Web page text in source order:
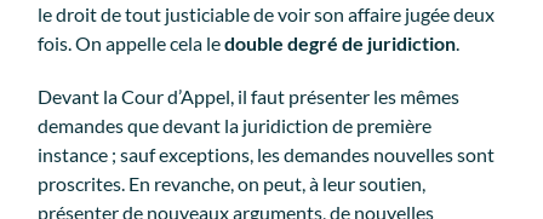
le droit de tout justiciable de voir son affaire jugée deux
fois. On appelle cela ledouble degré de juridiction
Devant la Cour d’Appel, il faut présenter les mêmes
demandes que devant la juridiction de première
instance ; sauf exceptions, les demandes nouvelles sont
proscrites. En revanche, on peut, à leur soutien,
présenter de nouveaux arguments, de nouvelles